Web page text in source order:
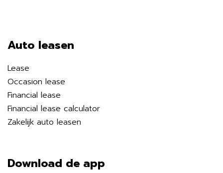
Auto leasen
Lease
Occasion lease
Financial lease
Financial lease calculator
Zakelijk auto leasen
Download de app